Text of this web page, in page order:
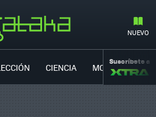
NUEVO
CIENCIA MOVILIDAD
Suscríbete a